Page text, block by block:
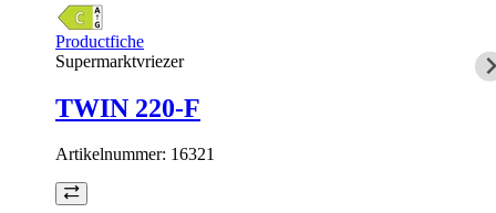
Productfiche
Supermarktvriezer
TWIN 220-F
Artikelnummer: 16321